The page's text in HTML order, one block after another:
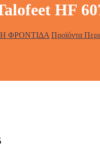
HF
ΦΡΟΝΤΙΔΑ Προϊόντα